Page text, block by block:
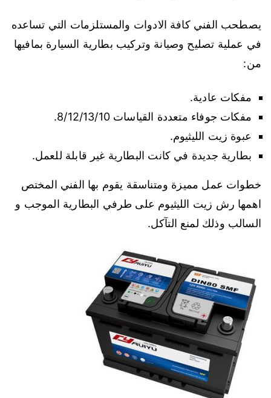
يصطحب الفني كافة الادوات والمستلزمات التي تساعده
في عملية تصليح وصيانة وتركيب بطارية السيارة بمافيها
من:
مفكات عادية.
مفكات جوفاء متعددة القياسات 8/12/13/10.
عبوة زيت الليثيوم.
بطارية جديدة في كانت البطارية غير قابلة للعمل.
خطوات عمل مميزة ومتناسقة يقوم بها الفني المختص
اهمها رش زيت الليثيوم على طرفي البطارية الموجب و
السالب وذلك لمنع التآكل.